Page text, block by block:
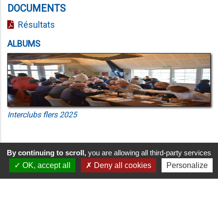
DOCUMENTS
Résultats
ALBUMS
Interclubs flers 2025
A PROPOS
By continuing to scroll, you are allowing all third-party services
OK, accept all
Deny all cookies Personalize